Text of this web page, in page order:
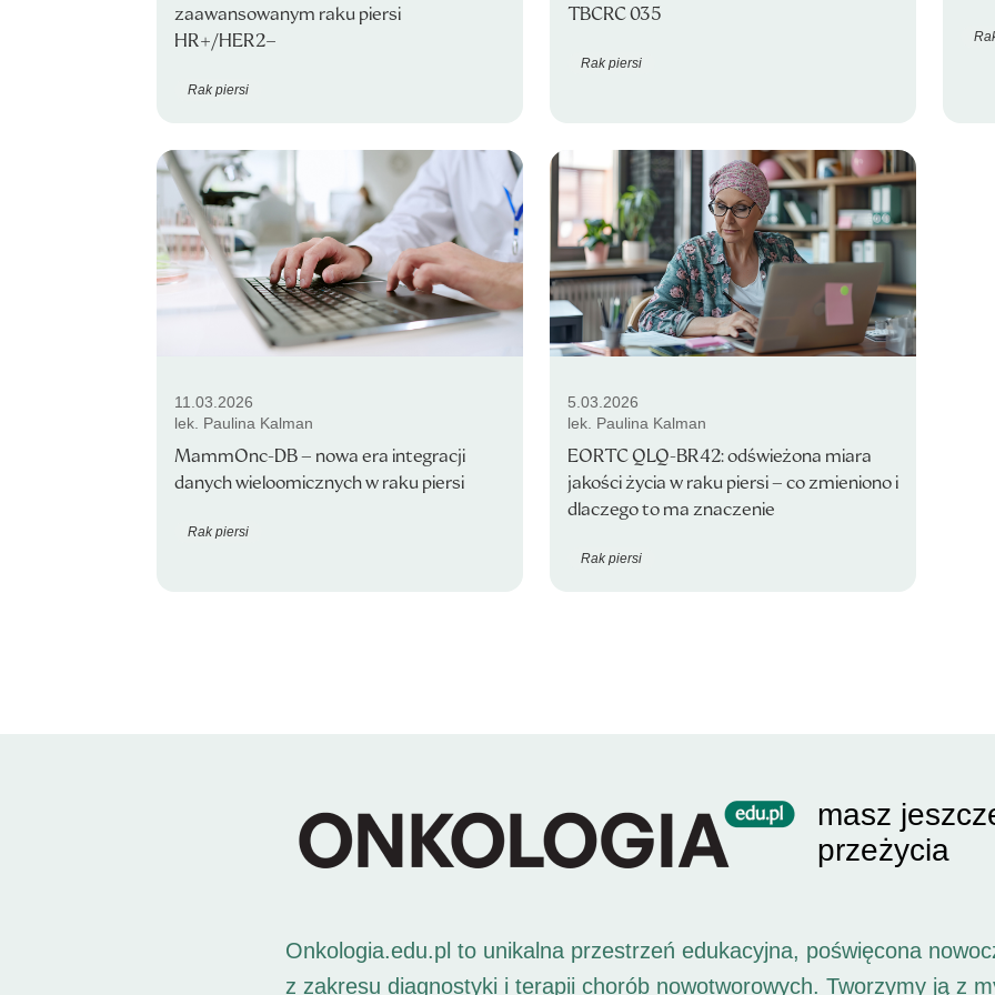
zaawansowanym raku piersi
HR+/HER2−
Rak piersi
TBCRC 035
Rak piersi
11.03.2026
lek. Paulina Kalman
MammOnc-DB – nowa era integracji
danych wieloomicznych w raku piersi
Rak piersi
5.03.2026
lek. Paulina Kalman
EORTC QLQ-BR42: odświeżona miara
jakości życia w raku piersi – co zmieniono i
dlaczego to ma znaczenie
Rak piersi
masz
przeżycia
Onkologia.edu.pl to unikalna przestrzeń edukacyjna, poświęcona
z zakresu diagnostyki i terapii chorób nowotworowych. Tworzymy ją z